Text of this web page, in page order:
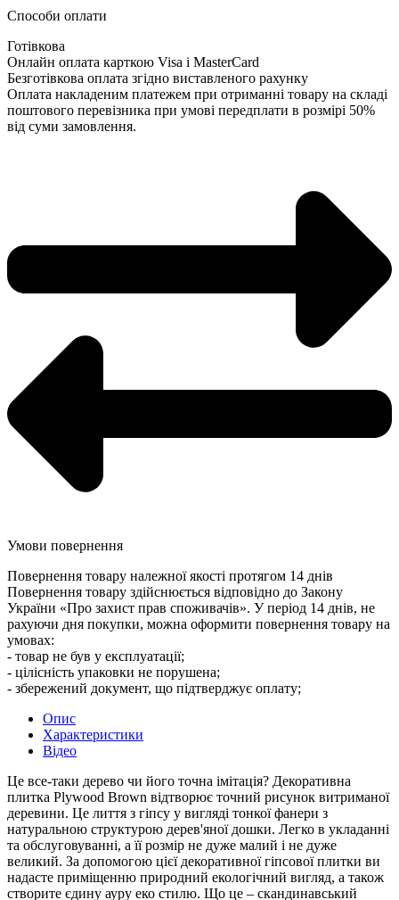
Способи оплати
Готівкова
Онлайн оплата карткою Visa і MasterCard
Безготівкова оплата згідно виставленого рахунку
Оплата накладеним платежем при отриманні товару на складі
поштового перевізника при умові передплати в розмірі 50%
від суми замовлення.
Умови повернення
Повернення товару належної якості протягом 14 днів
Повернення товару здійснюється відповідно до Закону
України «Про захист прав споживачів». У період 14 днів, не
рахуючи дня покупки, можна оформити повернення товару на
умовах:
- товар не був у експлуатації;
- цілісність упаковки не порушена;
- збережений документ, що підтверджує оплату;
Опис
Характеристики
Відео
Це все-таки дерево чи його точна імітація? Декоративна
плитка Plywood Brown відтворює точний рисунок витриманої
деревини. Це лиття з гіпсу у вигляді тонкої фанери з
натуральною структурою дерев'яної дошки. Легко в укладанні
та обслуговуванні, а її розмір не дуже малий і не дуже
великий. За допомогою цієї декоративної гіпсової плитки ви
надасте приміщенню природний екологічний вигляд, а також
створите єдину ауру еко стилю. Що це – скандинавський